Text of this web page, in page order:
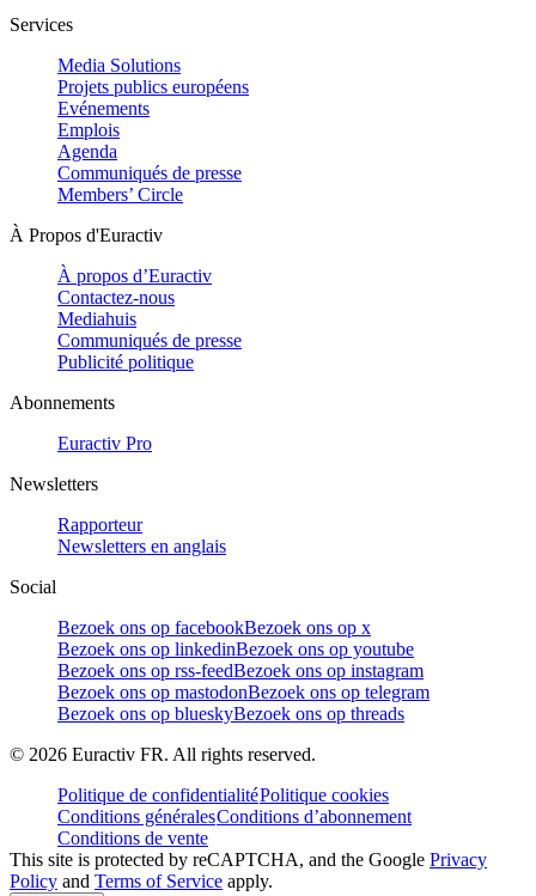
Services
Media Solutions
Projets publics européens
Evénements
Emplois
Agenda
Communiqués de presse
Members’ Circle
À Propos d'Euractiv
À propos d’Euractiv
Contactez-nous
Mediahuis
Communiqués de presse
Publicité politique
Abonnements
Euractiv Pro
Newsletters
Rapporteur
Newsletters en anglais
Social
Bezoek ons op facebookBezoek ons op x
Bezoek ons op linkedinBezoek ons op youtube
Bezoek ons op rss-feedBezoek ons op instagram
Bezoek ons op mastodonBezoek ons op telegram
Bezoek ons op blueskyBezoek ons op threads
© 2026 Euractiv FR. All rights reserved.
Politique de confidentialitéPolitique cookies
Conditions généralesConditions d’abonnement
Conditions de vente
This site is protected by reCAPTCHA, and the Google Privacy
Policy and Terms of Service apply.